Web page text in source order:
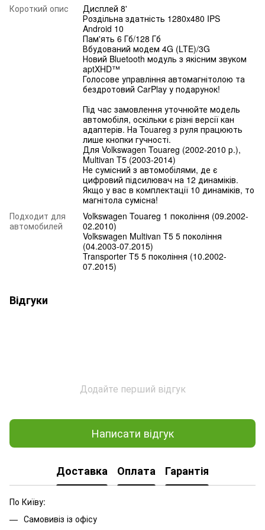
Короткий опис
Дисплей 8'
Роздільна здатність 1280x480 IPS
Android 10
Пам'ять 6 Гб/128 Гб
Вбудований модем 4G (LTE)/3G
Новий Bluetooth модуль з якісним звуком
aptXHD™
Голосове управління автомагнітолою та
бездротовий CarPlay у подарунок!
Під час замовлення уточнюйте модель
автомобіля, оскільки є різні версії кан
адаптерів. На Touareg з руля працюють
лише кнопки гучності.
Для Volkswagen Touareg (2002-2010 р.),
Multivan T5 (2003-2014)
Не сумісний з автомобілями, де є
цифровий підсилювач на 12 динаміків.
Якщо у вас в комплектації 10 динаміків, то
магнітола сумісна!
Подходит для
автомобилей
Volkswagen Touareg 1 покоління (09.2002-
02.2010)
Volkswagen Multivan T5 5 покоління
(04.2003-07.2015)
Transporter T5 5 покоління (10.2002-
07.2015)
Відгуки
Додайте перший відгук
Написати відгук
Доставка Оплата Гарантія
По Київу:
Самовивіз із офісу